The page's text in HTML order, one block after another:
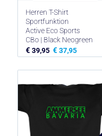
Herren T-Shirt
Sportfunktion
Active Eco Sports
CBo | Black Neogreen
€ 39,95 € 37,95